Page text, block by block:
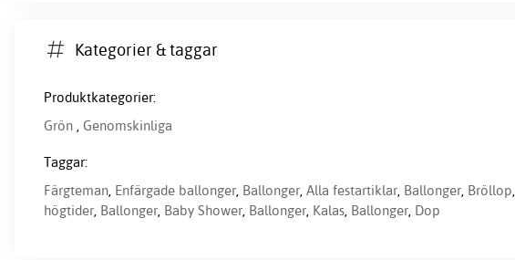
Kategorier & taggar
Produktkategorier:
Grön , Genomskinliga
Taggar:
Färgteman, Enfärgade ballonger, Ballonger, Alla festartiklar, Ballonger, Bröllop,
högtider, Ballonger, Baby Shower, Ballonger, Kalas, Ballonger, Dop